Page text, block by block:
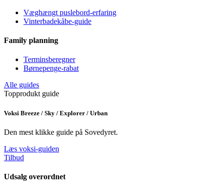
Væghængt puslebord-erfaring
Vinterbadekåbe-guide
Family planning
Terminsberegner
Børnepenge-rabat
Alle guides
Topprodukt guide
Voksi Breeze / Sky / Explorer / Urban
Den mest klikke guide på Sovedyret.
Læs voksi-guiden
Tilbud
Udsalg overordnet